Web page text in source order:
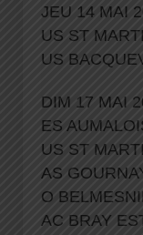
JEU 14 MAI
US ST
US
DIM 17 MAI
ES
US ST
AS
O
AC BRAY